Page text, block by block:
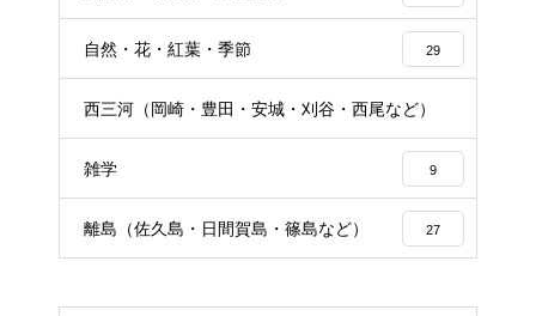
自然・花・紅葉・季節 29
西三河（岡崎・豊田・安城・刈谷・西尾など）
24
雑学 9
離島（佐久島・日間賀島・篠島など） 27